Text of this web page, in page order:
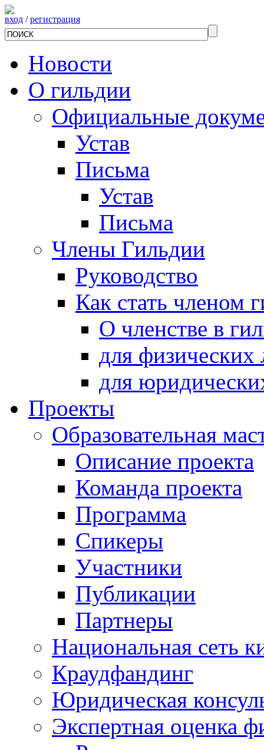
вход /регистрация
Новости
О гильдии
Официальные
Устав
Письма
Устав
Письма
Члены Гильдии
Руководство
Как стать членом
О членстве в
для физических
для
Проекты
Образовательная
Описание проекта
Команда проекта
Программа
Спикеры
Участники
Публикации
Партнеры
Национальная сеть
Краудфандинг
Юридическая
Экспертная оценка